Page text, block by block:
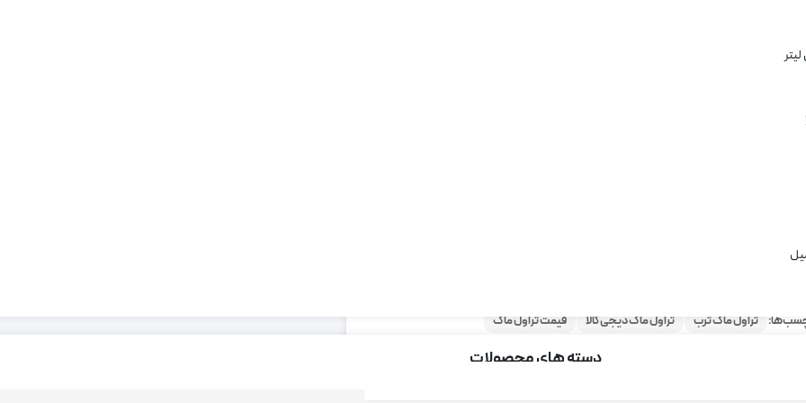
درب ضامن دار
بندی شده و بدون نشتی
تراول ماگ ترب تراول ماگ دیجی کالا قیمت تراول ماگ
دسته های محصولات